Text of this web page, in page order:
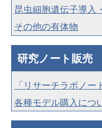
昆虫細胞遺伝子導入
その他の有体物
研究ノート販売
「リサーチラボノー
各種モデル購入につ